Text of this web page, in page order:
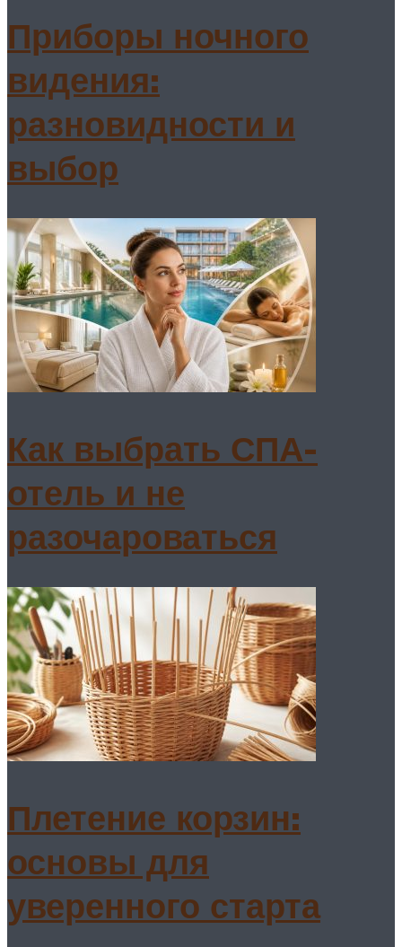
Приборы ночного
видения:
разновидности и
выбор
Как выбрать СПА-
отель и не
разочароваться
Плетение корзин:
основы для
уверенного старта